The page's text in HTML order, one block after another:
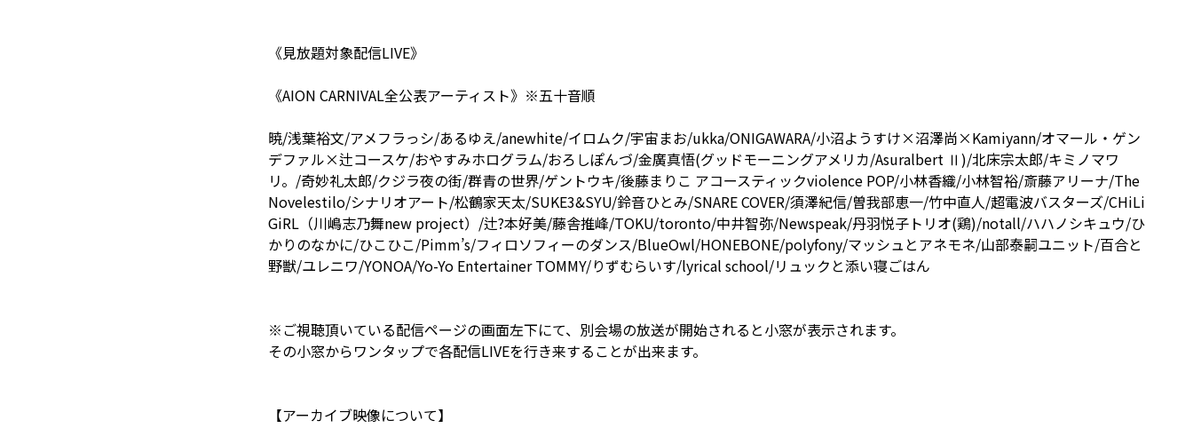
《見放題対象配信LIVE》
《AION CARNIVAL全公表アーティスト》※五十音順
暁/浅葉裕文/アメフラっシ/あるゆえ/anewhite/イロムク/宇宙まお/ukka/ONIGAWARA/小沼ようすけ×沼澤尚×Kamiyann/オマール・ゲン
デファル×辻コースケ/おやすみホログラム/おろしぽんづ/金廣真悟(グッドモーニングアメリカ/Asuralbert Ⅱ)/北床宗太郎/キミノマワ
リ。/奇妙礼太郎/クジラ夜の街/群青の世界/ゲントウキ/後藤まりこ アコースティックviolence POP/小林香織/小林智裕/斎藤アリーナ/The
Novelestilo/シナリオアート/松鶴家天太/SUKE3&SYU/鈴音ひとみ/SNARE COVER/須澤紀信/曽我部恵一/竹中直人/超電波バスターズ/CHiLi
GiRL（川嶋志乃舞new project）/辻?本好美/藤舎推峰/TOKU/toronto/中井智弥/Newspeak/丹羽悦子トリオ(鶏)/notall/ハハノシキュウ/ひ
かりのなかに/ひこひこ/Pimm’s/フィロソフィーのダンス/BlueOwl/HONEBONE/polyfony/マッシュとアネモネ/山部泰嗣ユニット/百合と
野獣/ユレニワ/YONOA/Yo-Yo Entertainer TOMMY/りずむらいす/lyrical school/リュックと添い寝ごはん
※ご視聴頂いている配信ページの画面左下にて、別会場の放送が開始されると小窓が表示されます。
その小窓からワンタップで各配信LIVEを行き来することが出来ます。
【アーカイブ映像について】